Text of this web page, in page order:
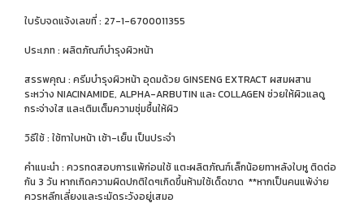
ใบรับจดแจ้งเลขที่ : 27-1-6700011355
ประเภท : ผลิตภัณฑ์บำรุงผิวหน้า
สรรพคุณ : ครีมบำรุงผิวหน้า อุดมด้วย GINSENG EXTRACT ผสมผสาน
ระหว่าง NIACINAMIDE, ALPHA-ARBUTIN และ COLLAGEN ช่วยให้ผิวแลดู
กระจ่างใส และเติมเต็มความชุ่มชื้นให้ผิว
วิธีใช้ : ใช้ทาใบหน้า เช้า-เย็น เป็นประจำ
คำแนะนำ : ควรทดสอบการแพ้ก่อนใช้ แตะผลิตภัณฑ์เล็กน้อยทาหลังใบหู ติดต่อ
กัน 3 วัน หากเกิดความผิดปกติใดๆเกิดขึ้นห้ามใช้เด็ดขาด **หากเป็นคนแพ้ง่าย
ควรหลีกเลี่ยงและระมัดระวังอยู่เสมอ